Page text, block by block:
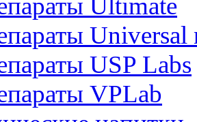
Ultimate
USP Labs
VPLab